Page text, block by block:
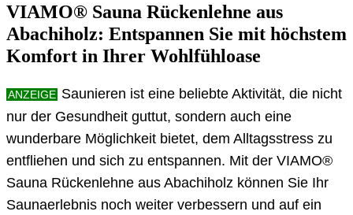
VIAMO® Sauna Rückenlehne aus
Abachiholz: Entspannen Sie mit höchstem
Komfort in Ihrer Wohlfühloase
ANZEIGE Saunieren ist eine beliebte Aktivität, die nicht
nur der Gesundheit guttut, sondern auch eine
wunderbare Möglichkeit bietet, dem Alltagsstress zu
entfliehen und sich zu entspannen. Mit der VIAMO®
Sauna Rückenlehne aus Abachiholz können Sie Ihr
Saunaerlebnis noch weiter verbessern und auf ein